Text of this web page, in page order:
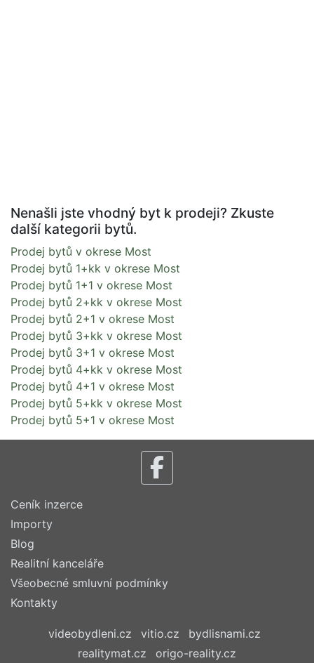
Nenašli jste vhodný byt k prodeji? Zkuste
další kategorii bytů.
Prodej bytů v okrese Most
Prodej bytů 1+kk v okrese Most
Prodej bytů 1+1 v okrese Most
Prodej bytů 2+kk v okrese Most
Prodej bytů 2+1 v okrese Most
Prodej bytů 3+kk v okrese Most
Prodej bytů 3+1 v okrese Most
Prodej bytů 4+kk v okrese Most
Prodej bytů 4+1 v okrese Most
Prodej bytů 5+kk v okrese Most
Prodej bytů 5+1 v okrese Most
Ceník inzerce
Importy
Blog
Realitní kanceláře
Všeobecné smluvní podmínky
Kontakty
videobydleni.cz vitio.cz
bydlisnami.cz
realitymat.cz
origo-reality.cz